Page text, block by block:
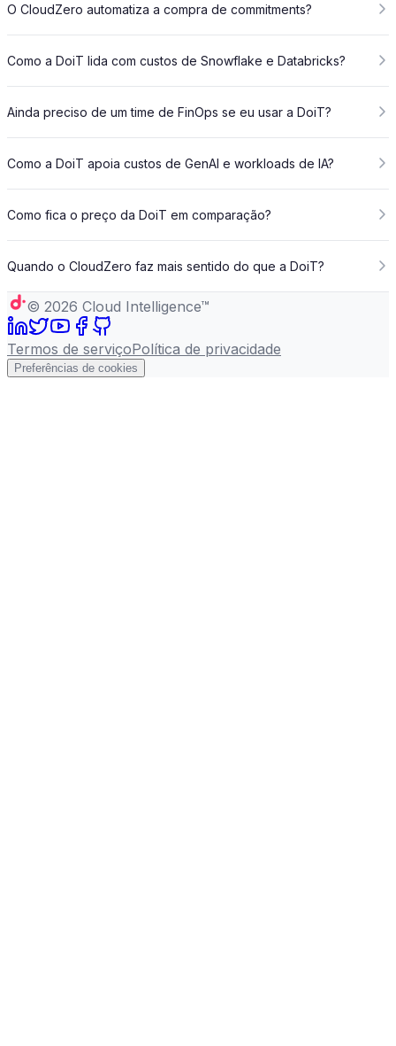
O CloudZero automatiza a compra de commitments?
Como a DoiT lida com custos de Snowflake e Databricks?
Ainda preciso de um time de FinOps se eu usar a DoiT?
Como a DoiT apoia custos de GenAI e workloads de IA?
Como fica o preço da DoiT em comparação?
Quando o CloudZero faz mais sentido do que a DoiT?
© 2026 Cloud Intelligence™
Termos de serviçoPolítica de privacidade
Preferências de cookies